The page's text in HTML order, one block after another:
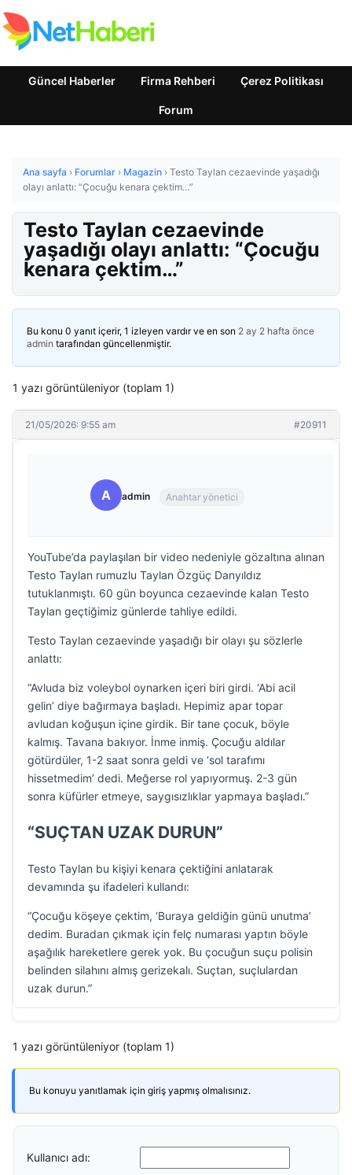
Güncel Haberler Firma Rehberi Çerez Politikası
Forum
Ana sayfa › Forumlar › Magazin › Testo Taylan cezaevinde yaşadığı
olayı anlattı: “Çocuğu kenara çektim…”
Testo Taylan cezaevinde
yaşadığı olayı anlattı: “Çocuğu
kenara çektim…”
Bu konu 0 yanıt içerir, 1 izleyen vardır ve en son 2 ay 2 hafta önce
admin tarafından güncellenmiştir.
1 yazı görüntüleniyor (toplam 1)
21/05/2026: 9:55 am #20911
A admin Anahtar yönetici
YouTube’da paylaşılan bir video nedeniyle gözaltına alınan
Testo Taylan rumuzlu Taylan Özgüç Danyıldız
tutuklanmıştı. 60 gün boyunca cezaevinde kalan Testo
Taylan geçtiğimiz günlerde tahliye edildi.
Testo Taylan cezaevinde yaşadığı bir olayı şu sözlerle
anlattı:
“Avluda biz voleybol oynarken içeri biri girdi. ‘Abi acil
gelin’ diye bağırmaya başladı. Hepimiz apar topar
avludan koğuşun içine girdik. Bir tane çocuk, böyle
kalmış. Tavana bakıyor. İnme inmiş. Çocuğu aldılar
götürdüler, 1-2 saat sonra geldi ve ‘sol tarafımı
hissetmedim’ dedi. Meğerse rol yapıyormuş. 2-3 gün
sonra küfürler etmeye, saygısızlıklar yapmaya başladı.”
“SUÇTAN UZAK DURUN”
Testo Taylan bu kişiyi kenara çektiğini anlatarak
devamında şu ifadeleri kullandı:
“Çocuğu köşeye çektim, ‘Buraya geldiğin günü unutma’
dedim. Buradan çıkmak için felç numarası yaptın böyle
aşağılık hareketlere gerek yok. Bu çocuğun suçu polisin
belinden silahını almış gerizekalı. Suçtan, suçlulardan
uzak durun.”
1 yazı görüntüleniyor (toplam 1)
Bu konuyu yanıtlamak için giriş yapmış olmalısınız.
Kullanıcı adı: